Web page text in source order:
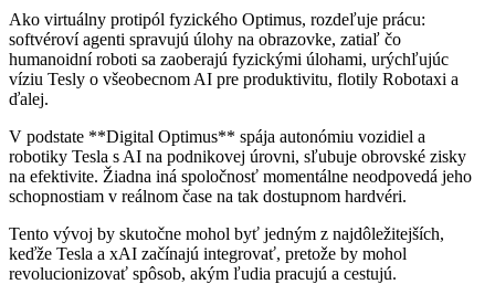
Ako virtuálny protipól fyzického Optimus, rozdeľuje prácu:
softvéroví agenti spravujú úlohy na obrazovke, zatiaľ čo
humanoidní roboti sa zaoberajú fyzickými úlohami, urýchľujúc
víziu Tesly o všeobecnom AI pre produktivitu, flotily Robotaxi a
ďalej.
V podstate **Digital Optimus** spája autonómiu vozidiel a
robotiky Tesla s AI na podnikovej úrovni, sľubuje obrovské zisky
na efektivite. Žiadna iná spoločnosť momentálne neodpovedá jeho
schopnostiam v reálnom čase na tak dostupnom hardvéri.
Tento vývoj by skutočne mohol byť jedným z najdôležitejších,
keďže Tesla a xAI začínajú integrovať, pretože by mohol
revolucionizovať spôsob, akým ľudia pracujú a cestujú.